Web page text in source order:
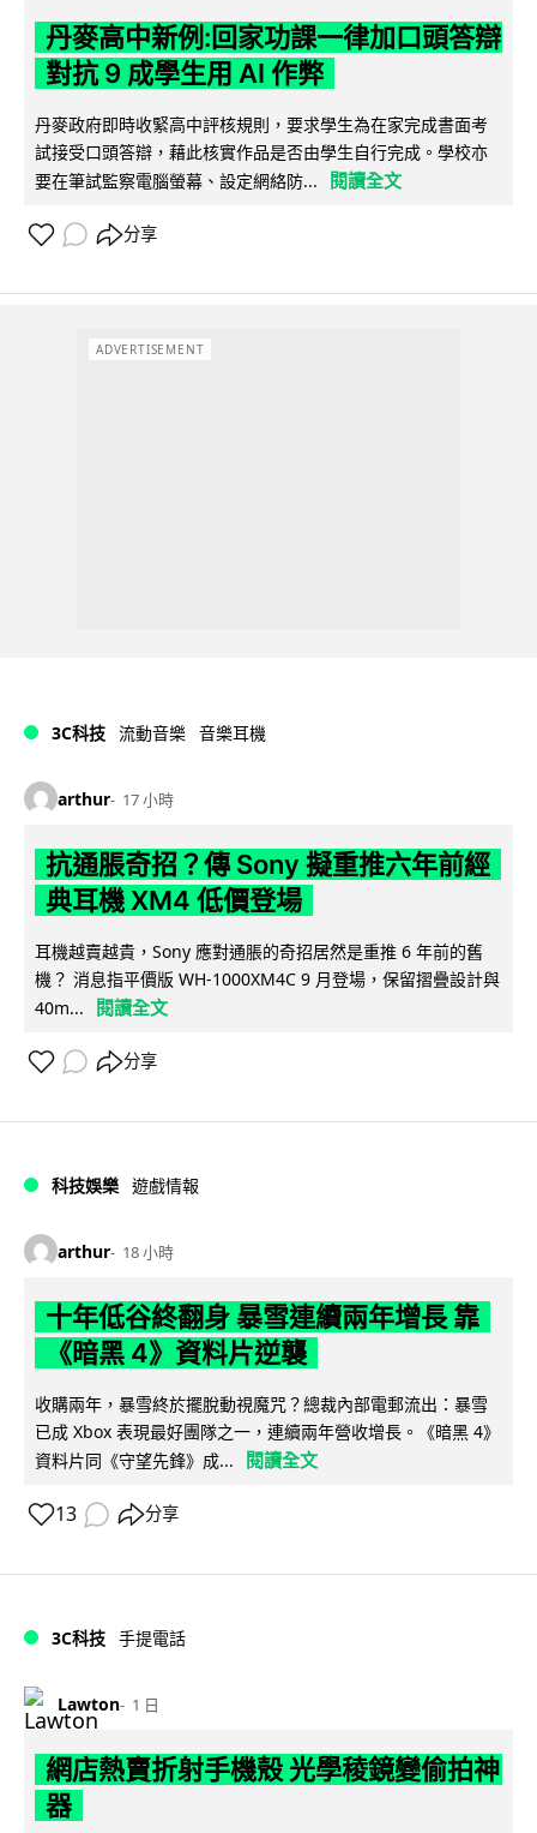
丹麥高中新例:回家功課一律加口頭答辯
對抗 9 成學生用 AI 作弊
丹麥政府即時收緊高中評核規則，要求學生為在家完成書面考
試接受口頭答辯，藉此核實作品是否由學生自行完成。學校亦
要在筆試監察電腦螢幕、設定網絡防...
閱讀全文
分享
ADVERTISEMENT
3C科技 流動音樂 音樂耳機
arthur 17 小時
抗通脹奇招？傳 Sony 擬重推六年前經
典耳機 XM4 低價登場
耳機越賣越貴，Sony 應對通脹的奇招居然是重推 6 年前的舊
機？ 消息指平價版 WH-1000XM4C 9 月登場，保留摺疊設計與
40m...
閱讀全文
分享
科技娛樂 遊戲情報
arthur 18 小時
十年低谷終翻身 暴雪連續兩年增長 靠
《暗黑 4》資料片逆襲
收購兩年，暴雪終於擺脫動視魔咒？總裁內部電郵流出：暴雪
已成 Xbox 表現最好團隊之一，連續兩年營收增長。《暗黑 4》
資料片同《守望先鋒》成...
閱讀全文
13 分享
3C科技 手提電話
Lawton 1 日
網店熱賣折射手機殼 光學稜鏡變偷拍神
器